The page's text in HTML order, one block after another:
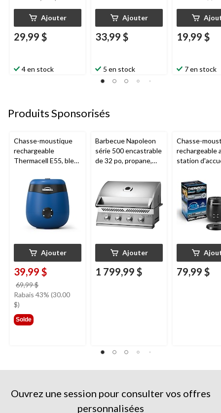
Ajouter
29,99 $
4 en stock
Ajouter
33,99 $
5 en stock
19,99 $
7 en stock
Produits Sponsorisés
Chasse-moustique
rechargeable
Thermacell E55, bleu
Ajouter
39,99 $
69,99 $
était
Rabais 43% (30.00
$)
Solde
Barbecue Napoleon
série 500 encastrable
de 32 po, propane,
Ajouter
1 799,99 $
Chasse-
rechargeable
station
charbon
79,99 $
Ouvrez une session pour consulter vos offres
personnalisées